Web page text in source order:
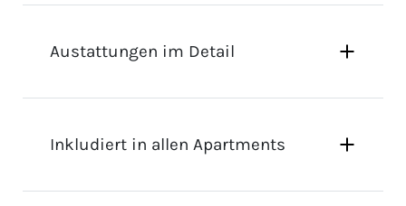
Austattungen im Detail
Inkludiert in allen Apartments